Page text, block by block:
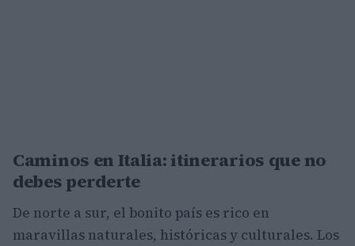
Caminos en Italia: itinerarios que no
debes perderte
De norte a sur, el bonito país es rico en
maravillas naturales, históricas y culturales. Los